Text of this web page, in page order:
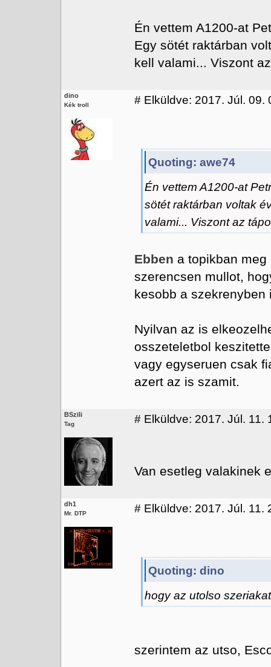
Én vettem A1200-at
Egy sötét raktárban
kell valami... Viszont
dino
Kék troll # Elküldve: 2017. Júl. 09.
Quoting: awe74
Én vettem A1200-at
sötét raktárban voltak
valami... Viszont az
Ebben a topikban
szerencsen mullot,
kesobb a szekrenyben
Nyilvan az is
osszeteletbol
vagy egyseruen csak
azert az is szamit.
BSzili
Tag # Elküldve: 2017. Júl. 11.
Van esetleg valakinek
dh1
Mr. DTP # Elküldve: 2017. Júl. 11.
Quoting: dino
hogy az utolso
szerintem az utso,